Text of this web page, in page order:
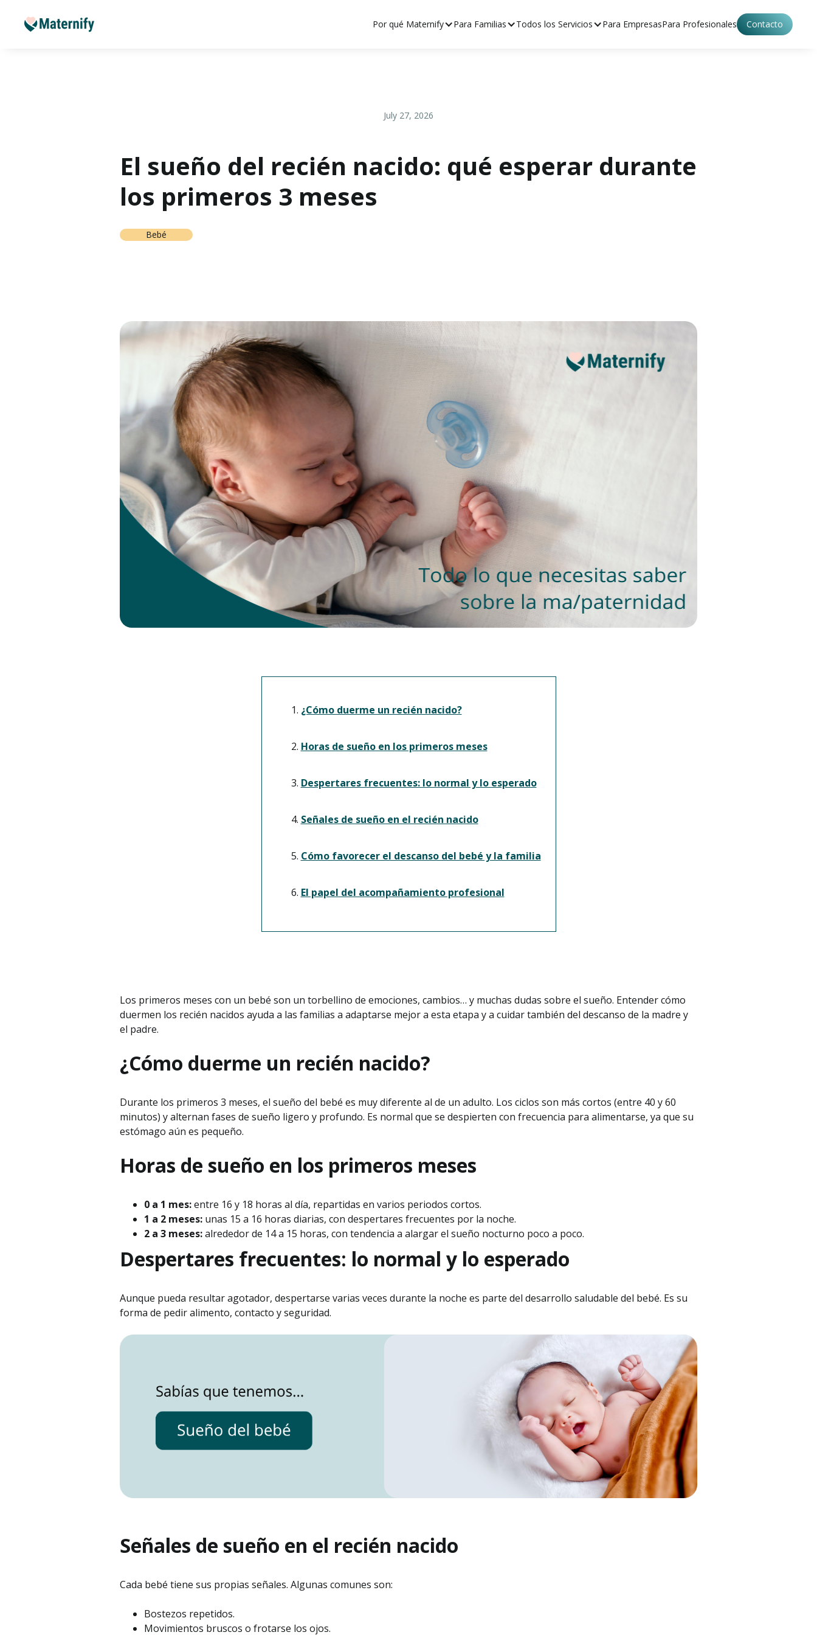
Por qué Maternify Para Familias Todos los Servicios Para EmpresasPara Profesionales Contacto
July 27, 2026
El sueño del recién nacido: qué esperar durante
los primeros 3 meses
Bebé
¿Cómo duerme un recién nacido?
Horas de sueño en los primeros meses
Despertares frecuentes: lo normal y lo esperado
Señales de sueño en el recién nacido
Cómo favorecer el descanso del bebé y la familia
El papel del acompañamiento profesional
Los primeros meses con un bebé son un torbellino de emociones, cambios… y muchas dudas sobre el sueño. Entender cómo
duermen los recién nacidos ayuda a las familias a adaptarse mejor a esta etapa y a cuidar también del descanso de la madre y
el padre.
¿Cómo duerme un recién nacido?
Durante los primeros 3 meses, el sueño del bebé es muy diferente al de un adulto. Los ciclos son más cortos (entre 40 y 60
minutos) y alternan fases de sueño ligero y profundo. Es normal que se despierten con frecuencia para alimentarse, ya que su
estómago aún es pequeño.
Horas de sueño en los primeros meses
0 a 1 mes:entre 16 y 18 horas al día, repartidas en varios periodos cortos.
1 a 2 meses: unas 15 a 16 horas diarias, con despertares frecuentes por la noche.
2 a 3 meses:alrededor de 14 a 15 horas, con tendencia a alargar el sueño nocturno poco a poco.
Despertares frecuentes: lo normal y lo esperado
Aunque pueda resultar agotador, despertarse varias veces durante la noche es parte del desarrollo saludable del bebé. Es su
forma de pedir alimento, contacto y seguridad.
Señales de sueño en el recién nacido
Cada bebé tiene sus propias señales. Algunas comunes son:
Bostezos repetidos.
Movimientos bruscos o frotarse los ojos.